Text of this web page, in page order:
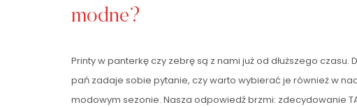
modne?
Printy w panterkę czy zebrę są z nami już od dłuższego czasu.
pań zadaje sobie pytanie, czy warto wybierać je również w
modowym sezonie. Nasza odpowiedź brzmi: zdecydowanie